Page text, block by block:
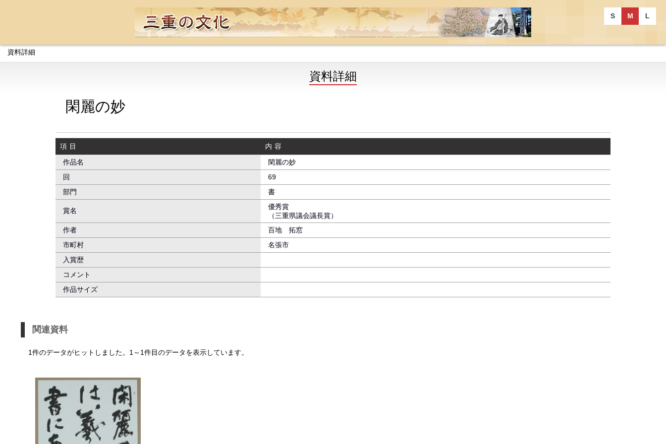
S M L
資料詳細
資料詳細
閑麗の妙
項目
内容
作品名
閑麗の妙
回
69
部門
書
賞名
優秀賞
（三重県議会議長賞）
作者
百地 拓窓
市町村
名張市
入賞歴
コメント
作品サイズ
関連資料
1件のデータがヒットしました。1～1件目のデータを表示しています。